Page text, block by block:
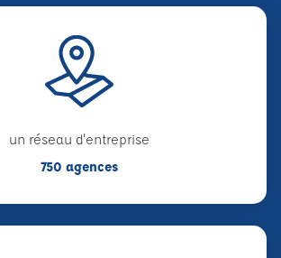
un réseau d'entreprise
750 agences